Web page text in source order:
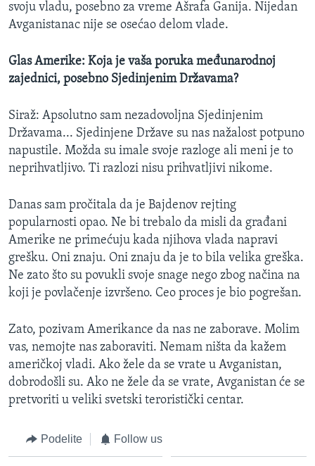
svoju vladu, posebno za vreme Ašrafa Ganija. Nijedan
Avganistanac nije se osećao delom vlade.
Glas Amerike: Koja je vaša poruka međunarodnoj
zajednici, posebno Sjedinjenim Državama?
Siraž: Apsolutno sam nezadovoljna Sjedinjenim
Državama... Sjedinjene Države su nas nažalost potpuno
napustile. Možda su imale svoje razloge ali meni je to
neprihvatljivo. Ti razlozi nisu prihvatljivi nikome.
Danas sam pročitala da je Bajdenov rejting
popularnosti opao. Ne bi trebalo da misli da građani
Amerike ne primećuju kada njihova vlada napravi
grešku. Oni znaju. Oni znaju da je to bila velika greška.
Ne zato što su povukli svoje snage nego zbog načina na
koji je povlačenje izvršeno. Ceo proces je bio pogrešan.
Zato, pozivam Amerikance da nas ne zaborave. Molim
vas, nemojte nas zaboraviti. Nemam ništa da kažem
američkoj vladi. Ako žele da se vrate u Avganistan,
dobrodošli su. Ako ne žele da se vrate, Avganistan će se
pretvoriti u veliki svetski teroristički centar.
Podelite Follow us